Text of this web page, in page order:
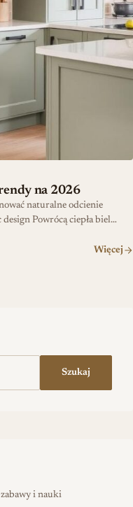
na 2026
naturalne odcienie
Powrócą ciepła biel…
Więcej
Szukaj
zabawy i nauki